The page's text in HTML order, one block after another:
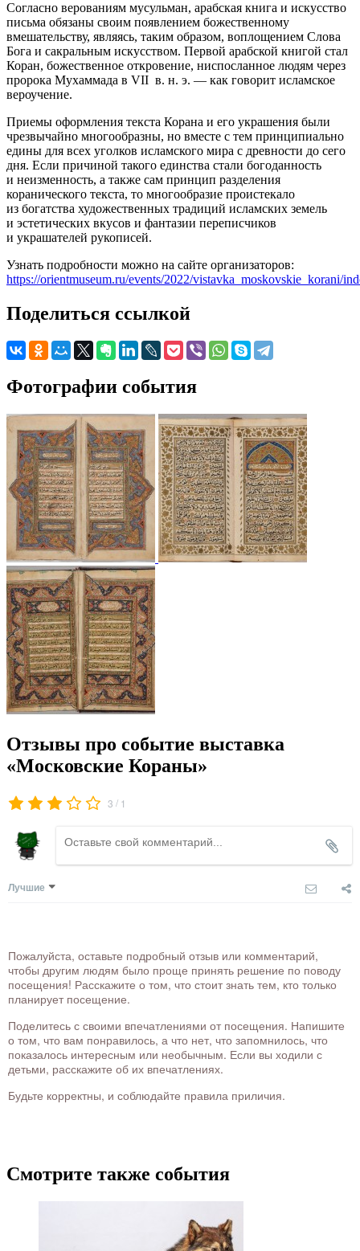
Согласно верованиям мусульман, арабская книга и искусство
письма обязаны своим появлением божественному
вмешательству, являясь, таким образом, воплощением Слова
Бога и сакральным искусством. Первой арабской книгой стал
Коран, божественное откровение, ниспосланное людям через
пророка Мухаммада в VII в. н. э. — как говорит исламское
вероучение.
Приемы оформления текста Корана и его украшения были
чрезвычайно многообразны, но вместе с тем принципиально
едины для всех уголков исламского мира с древности до сего
дня. Если причиной такого единства стали богоданность
и неизменность, а также сам принцип разделения
коранического текста, то многообразие проистекало
из богатства художественных традиций исламских земель
и эстетических вкусов и фантазии переписчиков
и украшателей рукописей.
Узнать подробности можно на сайте организаторов:
https://orientmuseum.ru/events/2022/vistavka_moskovskie_korani/
Поделиться ссылкой
Фотографии события
Отзывы про событие выставка
«Московские Кораны»
3 / 1
Лучшие
Пожалуйста, оставьте подробный отзыв или комментарий,
чтобы другим людям было проще принять решение по поводу
посещения! Расскажите о том, что стоит знать тем, кто только
планирует посещение.
Поделитесь с своими впечатлениями от посещения. Напишите
о том, что вам понравилось, а что нет, что запомнилось, что
показалось интересным или необычным. Если вы ходили с
детьми, расскажите об их впечатлениях.
Будьте корректны, и соблюдайте правила приличия.
Смотрите также события